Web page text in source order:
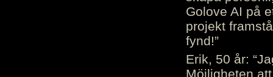
Golove AI på
projekt
fynd!”
Erik, 50 år:
Möjligheten